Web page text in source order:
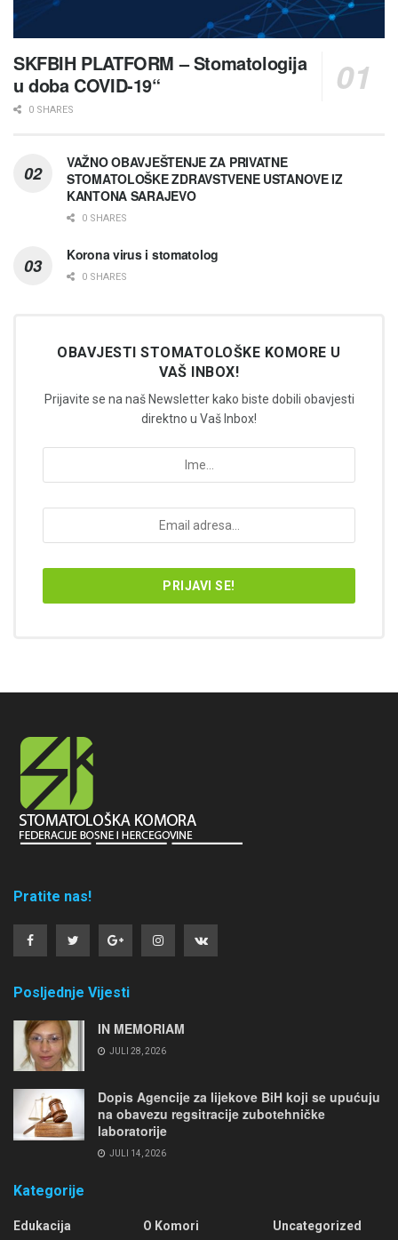
SKFBIH PLATFORM – Stomatologija
u doba COVID-19“
0 SHARES
VAŽNO OBAVJEŠTENJE ZA PRIVATNE
STOMATOLOŠKE ZDRAVSTVENE USTANOVE IZ
KANTONA SARAJEVO
0 SHARES
Korona virus i stomatolog
0 SHARES
OBAVJESTI STOMATOLOŠKE KOMORE U
VAŠ INBOX!
Prijavite se na naš Newsletter kako biste dobili obavjesti
direktno u Vaš Inbox!
Pratite nas!
Posljednje Vijesti
IN MEMORIAM
JULI 28, 2026
Dopis Agencije za lijekove BiH koji se upućuju
na obavezu regsitracije zubotehničke
laboratorije
JULI 14, 2026
Kategorije
Edukacija O Komori Uncategorized